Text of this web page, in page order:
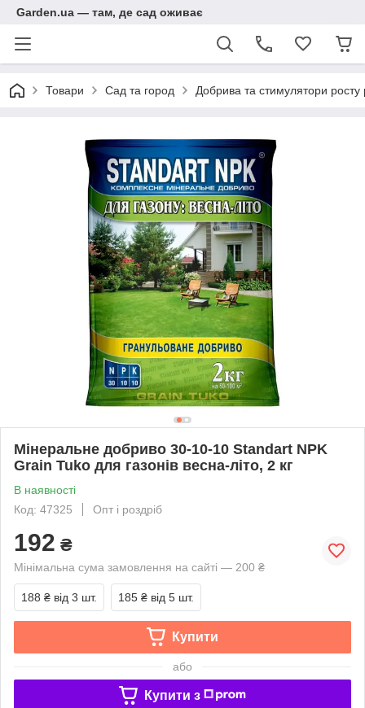
Garden.ua — там, де сад оживає
Товари Сад та город Добрива та стимулятори росту
Мінеральне добриво 30-10-10 Standart NPK
Grain Tuko для газонів весна-літо, 2 кг
В наявності
Код: 47325
Опт і роздріб
192 ₴
Мінімальна сума замовлення на сайті — 200 ₴
188 ₴ від 3 шт. 185 ₴ від 5 шт.
Купити
або
Купити з